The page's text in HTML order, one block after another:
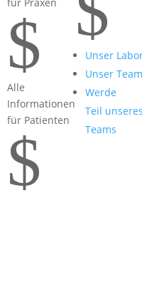
$
Alle
Informationen
für Patienten
$
Unser
Unser Team
Werde
Teil
Teams